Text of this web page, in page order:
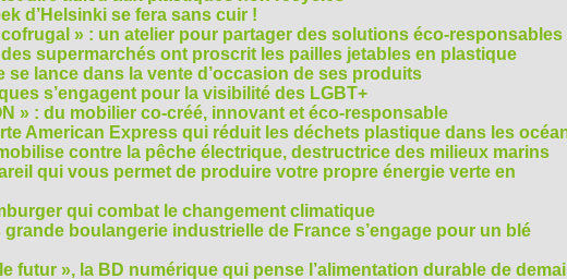
d’Helsinki se fera sans cuir !
» : un atelier pour partager des solutions éco-responsables
des supermarchés ont proscrit les pailles jetables en plastique
se lance dans la vente d’occasion de ses produits
s’engagent pour la visibilité des LGBT+
» : du mobilier co-créé, innovant et éco-responsable
American Express qui réduit les déchets plastique dans les
contre la pêche électrique, destructrice des milieux marins
qui vous permet de produire votre propre énergie verte en
qui combat le changement climatique
grande boulangerie industrielle de France s’engage pour un blé
futur », la BD numérique qui pense l’alimentation durable de